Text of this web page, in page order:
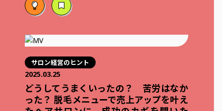
サロン経営のヒント
2025.03.25
どうしてうまくいったの？ 苦労はなか
った？ 脱毛メニューで売上アップを叶え